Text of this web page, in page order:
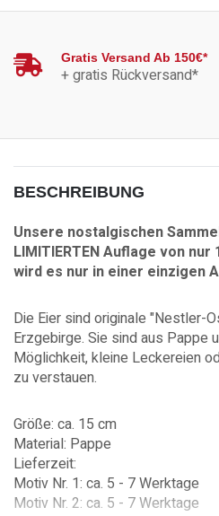
Gratis Versand Ab 150€*
+ gratis Rückversand*
BESCHREIBUNG
Unsere nostalgischen
LIMITIERTEN Auflage von
wird es nur in einer einzigen
Die Eier sind originale "Nestler-
Erzgebirge. Sie sind aus Pappe
Möglichkeit, kleine Leckereien
zu verstauen.
Größe: ca. 15 cm
Material: Pappe
Lieferzeit:
Motiv Nr. 1: ca. 5 - 7 Werktage
Motiv Nr. 2: ca. 5 - 7 Werktage